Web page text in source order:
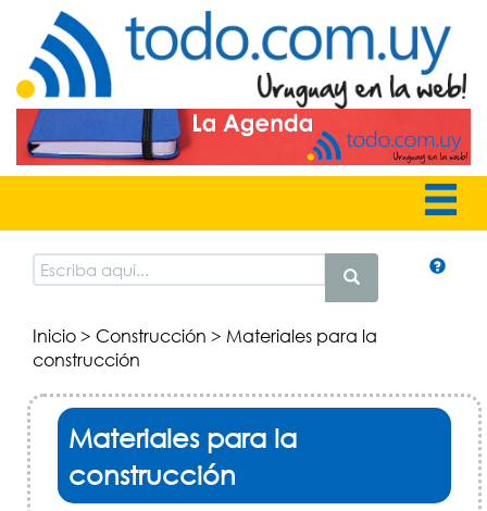
Inicio> Construcción > Materiales para la
construcción
Materiales para la
construcción